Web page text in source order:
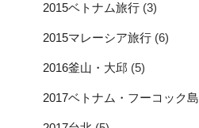
2015ベトナム旅行 (3)
2015マレーシア旅行 (6)
2016釜山・大邱 (5)
2017ベトナム・フーコック島